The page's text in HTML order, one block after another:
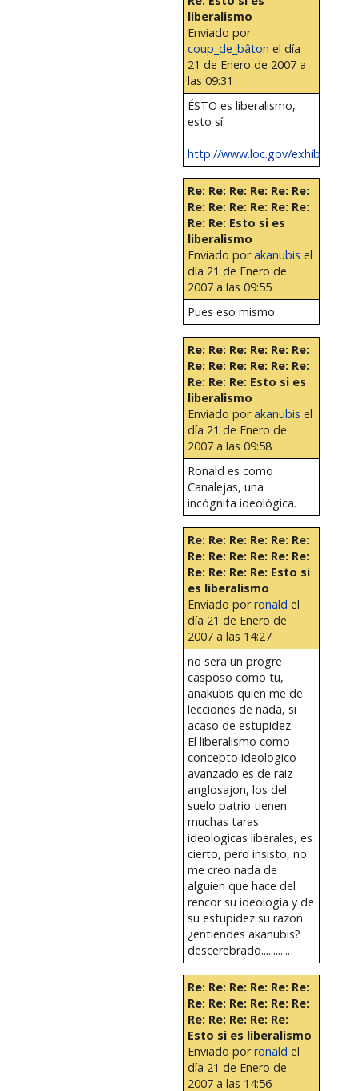
liberalismo
Enviado por
coup_de_bâton el día
21 de Enero de 2007 a
las 09:31
ÉSTO es liberalismo,
esto sí:
http://www.loc.gov/exhibits/
Re: Re: Re: Re: Re: Re:
Re: Re: Re: Re: Re: Re:
Re: Re: Esto si es
liberalismo
Enviado porakanubis el
día 21 de Enero de
2007 a las 09:55
Pues eso mismo.
Re: Re: Re: Re: Re: Re:
Re: Re: Re: Re: Re: Re:
Re: Re: Re: Esto si es
liberalismo
Enviado porakanubis el
día 21 de Enero de
2007 a las 09:58
Ronald es como
Canalejas, una
incógnita ideológica.
Re: Re: Re: Re: Re: Re:
Re: Re: Re: Re: Re: Re:
Re: Re: Re: Re: Esto si
es liberalismo
Enviado porronald el
día 21 de Enero de
2007 a las 14:27
no sera un progre
casposo como tu,
anakubis quien me de
lecciones de nada, si
acaso de estupidez.
El liberalismo como
concepto ideologico
avanzado es de raiz
anglosajon, los del
suelo patrio tienen
muchas taras
ideologicas liberales, es
cierto, pero insisto, no
me creo nada de
alguien que hace del
rencor su ideologia y de
su estupidez su razon
¿entiendes akanubis?
descerebrado............
Re: Re: Re: Re: Re: Re:
Re: Re: Re: Re: Re: Re:
Re: Re: Re: Re: Re:
Esto si es liberalismo
Enviado porronald el
día 21 de Enero de
2007 a las 14:56